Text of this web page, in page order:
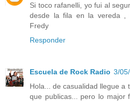
Si toco rafanelli, yo fui al
desde la fila en la vereda ,
Fredy
Responder
Escuela de Rock Radio 3/
Hola... de casualidad llegue a
que publicas... pero lo